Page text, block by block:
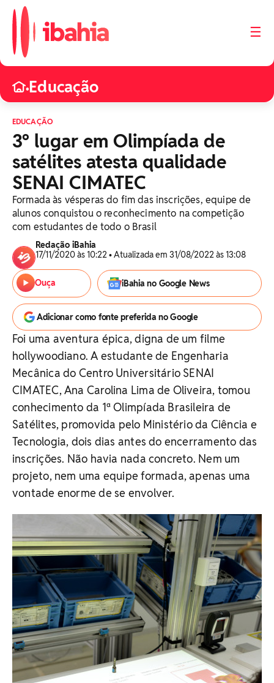
☰
•Educação
EDUCAÇÃO
3º lugar em Olimpíada de
satélites atesta qualidade
SENAI CIMATEC
Formada às vésperas do fim das inscrições, equipe de
alunos conquistou o reconhecimento na competição
com estudantes de todo o Brasil
Redação iBahia
17/11/2020 às 10:22 • Atualizada em 31/08/2022 às 13:08
Ouça iBahia no Google News
Adicionar como fonte preferida no Google
Foi uma aventura épica, digna de um filme
hollywoodiano. A estudante de Engenharia
Mecânica do Centro Universitário SENAI
CIMATEC, Ana Carolina Lima de Oliveira, tomou
conhecimento da 1ª Olimpíada Brasileira de
Satélites, promovida pelo Ministério da Ciência e
Tecnologia, dois dias antes do encerramento das
inscrições. Não havia nada concreto. Nem um
projeto, nem uma equipe formada, apenas uma
vontade enorme de se envolver.